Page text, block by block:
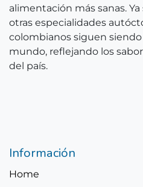
alimentación más sanas.
otras especialidades
colombianos siguen
mundo, reflejando los
del país.
Información
Home